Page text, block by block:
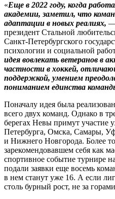
«Еще в 2022 году, когда
академии, заметил, что
адаптации в новых реалиях, —
президент Стальной
Санкт-Петербургского
психологии и социальной
идея вовлекать ветеранов в
частности в хоккей,
поддержкой, умением
пониманием единства
Поначалу идея была
всего двух команд. Однако в
берегах Невы примут
Петербурга, Омска, Самары,
и Нижнего Новгорода. Более
зарекомендовавшем себя как
спортивное событие турнире
подали заявки еще восемь
в нем станут уже 16. А если
столь бурный рост, не за